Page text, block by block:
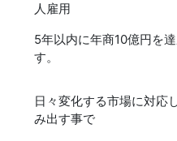
人雇用
5年以内に年商10億円を
す。
日々変化する市場に対応
み出す事で